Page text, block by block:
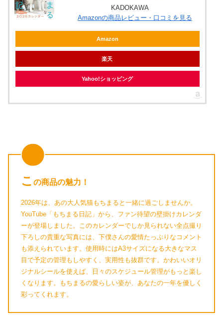
KADOKAWA
Amazonの商品レビュー・口コミを見る
Amazon
楽天
Yahoo!ショッピング
こ の商品の魅力！
2026年は、あの大人気猫もちまると一緒に過ごしませんか。
YouTube「もちまる日記」から、ファン待望の壁掛けカレンダ
ーが登場しました。このカレンダーでしか見られない全点撮り
下ろしの貴重な写真には、下僕さんの愛情たっぷりなコメント
も添えられています。使用時にはA3サイズになる大きなマス
目で予定の管理もしやすく、実用性も抜群です。かわいいオリ
ジナルシールを使えば、日々のスケジュール管理がもっと楽し
くなります。もちまるの愛らしい姿が、あなたの一年を優しく
彩ってくれます。